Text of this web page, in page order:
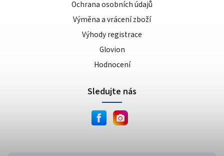
Ochrana osobních údajů
Výměna a vrácení zboží
Výhody registrace
Glovion
Hodnocení
Sledujte nás